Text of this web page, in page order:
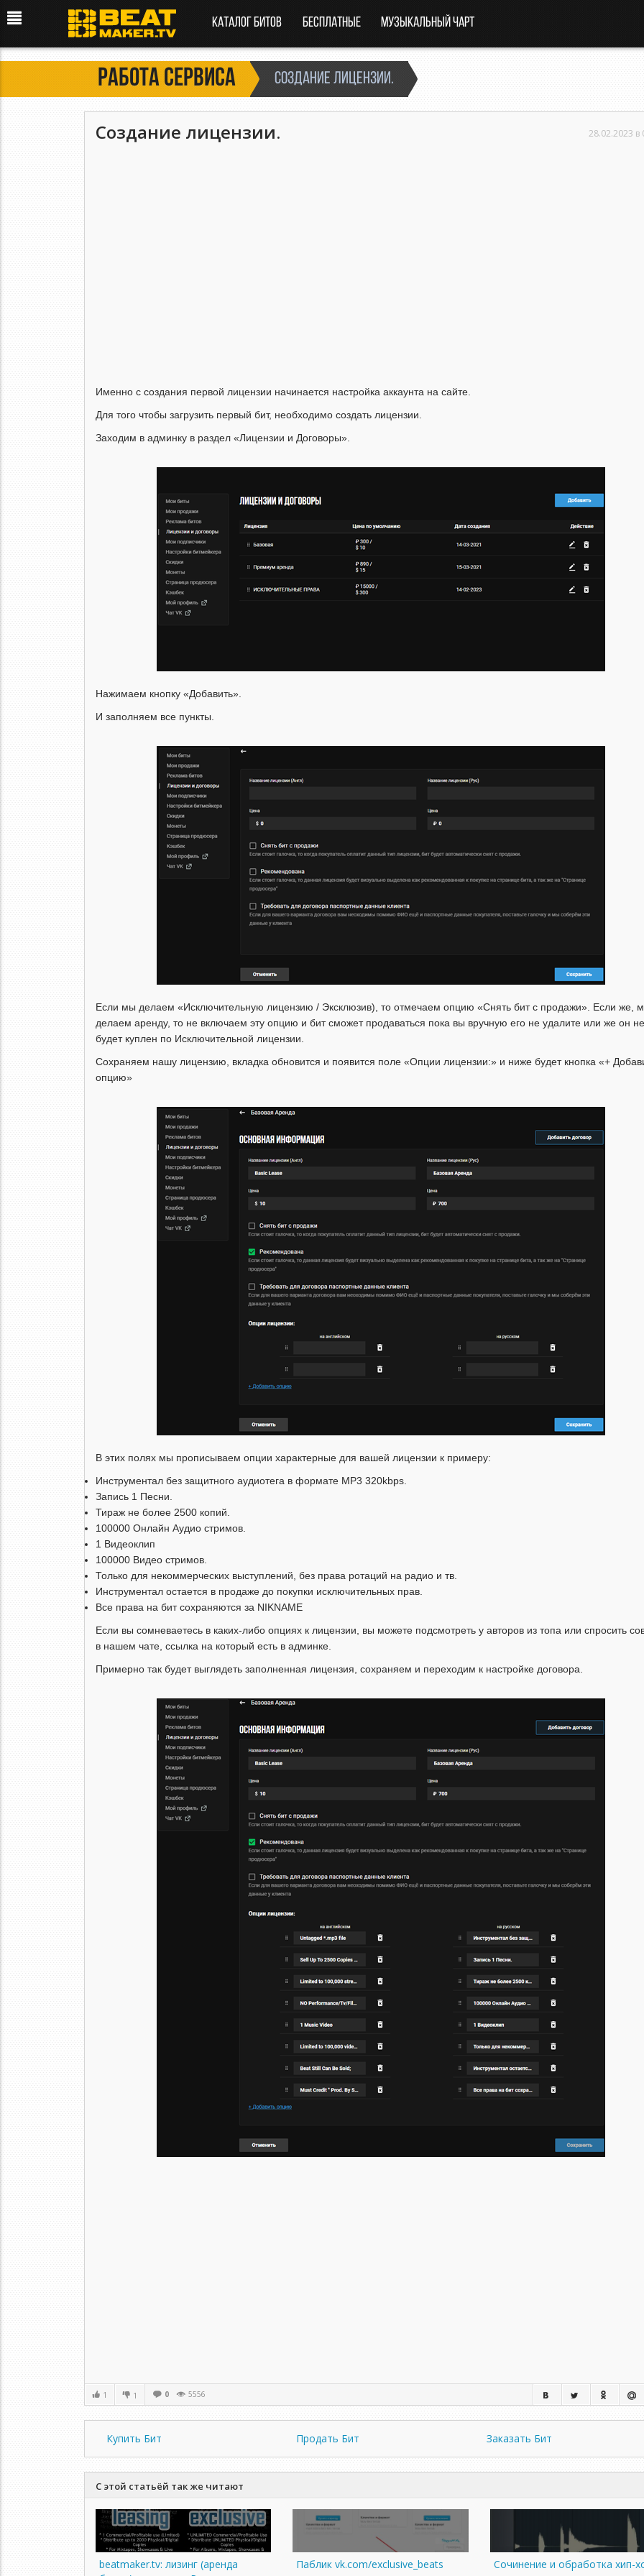
Каталог битов Бесплатные Музыкальный чарт
Работа сервиса Создание лицензии.
Создание лицензии. 28.02.2023 в
Именно с создания первой лицензии начинается настройка аккаунта на сайте.
Для того чтобы загрузить первый бит, необходимо создать лицензии.
Заходим в админку в раздел «Лицензии и Договоры».
Нажимаем кнопку «Добавить».
И заполняем все пункты.
Если мы делаем «Исключительную лицензию / Эксклюзив), то отмечаем опцию «Снять бит с продажи». Если же,
делаем аренду, то не включаем эту опцию и бит сможет продаваться пока вы вручную его не удалите или же он не
будет куплен по Исключительной лицензии.
Сохраняем нашу лицензию, вкладка обновится и появится поле «Опции лицензии:» и ниже будет кнопка «+
опцию»
В этих полях мы прописываем опции характерные для вашей лицензии к примеру:
Инструментал без защитного аудиотега в формате MP3 320kbps.
Запись 1 Песни.
Тираж не более 2500 копий.
100000 Онлайн Аудио стримов.
1 Видеоклип
100000 Видео стримов.
Только для некоммерческих выступлений, без права ротаций на радио и тв.
Инструментал остается в продаже до покупки исключительных прав.
Все права на бит сохраняются за NIKNAME
Если вы сомневаетесь в каких-либо опциях к лицензии, вы можете подсмотреть у авторов из топа или спросить
в нашем чате, ссылка на который есть в админке.
Примерно так будет выглядеть заполненная лицензия, сохраняем и переходим к настройке договора.
1 1 0 5556
Купить Бит Продать Бит Заказать Бит
С этой статьёй так же читают
beatmaker.tv: лизинг (аренда
Паблик vk.com/exclusive_beats
Сочинение и обработка хип-